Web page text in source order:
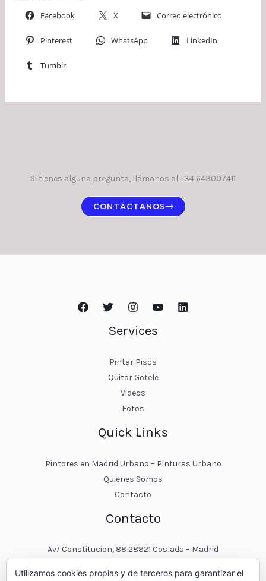
Facebook X Correo electrónico
Pinterest WhatsApp LinkedIn
Tumblr
Si tienes alguna pregunta, llámanos al +34 643007411
CONTÁCTANOS
Services
Pintar Pisos
Quitar Gotele
Videos
Fotos
Quick Links
Pintores en Madrid Urbano – Pinturas Urbano
Quienes Somos
Contacto
Contacto
Av/ Constitucion, 88 28821 Coslada – Madrid
Utilizamos cookies propias y de terceros para garantizar el